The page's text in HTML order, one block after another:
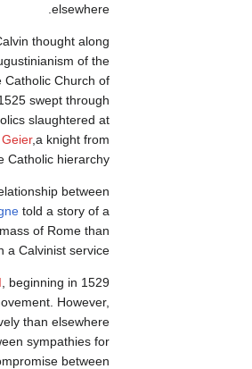
elsewhere.
thought along
of the
Catholic Church of
swept through
slaughtered at
,a knight from
Catholic hierarchy.
between
told a story of a
of Rome than
a Calvinist service.
, beginning in 1529
However,
than elsewhere
sympathies for
between